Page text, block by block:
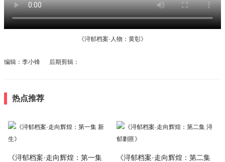
《浔郁档案·人物：黄彰》
编辑：李小锋 后期剪辑：
热点推荐
《浔郁档案·走向辉煌：第一集
《浔郁档案·走向辉煌：第二集